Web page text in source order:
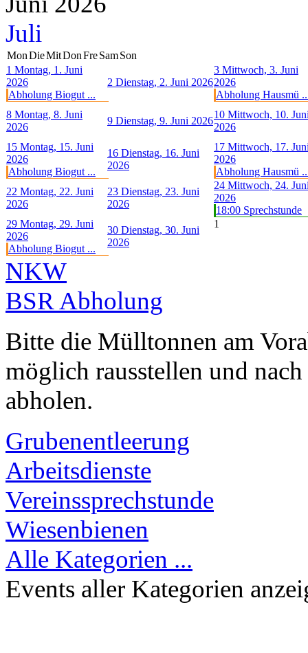
Juli
MonDieMitDonFreSamSon
1 Montag, 1. Juni
2026
Abholung Biogut ...
2 Dienstag, 2. Juni 2026
3 Mittwoch, 3. Juni
2026
Abholung Hausmü
8 Montag, 8. Juni
2026
9 Dienstag, 9. Juni 2026
10 Mittwoch, 10.
2026
15 Montag, 15. Juni
2026
Abholung Biogut ...
16 Dienstag, 16. Juni
2026
17 Mittwoch, 17.
2026
Abholung Hausmü
22 Montag, 22. Juni
2026
23 Dienstag, 23. Juni
2026
24 Mittwoch, 24.
2026
18:00 Sprechstunde
29 Montag, 29. Juni
2026
Abholung Biogut ...
30 Dienstag, 30. Juni
2026
1
NKW
BSR Abholung
Bitte die Mülltonnen am
möglich rausstellen und
abholen.
Grubenentleerung
Arbeitsdienste
Vereinssprechstunde
Wiesenbienen
Alle Kategorien ...
Events aller Kategorien